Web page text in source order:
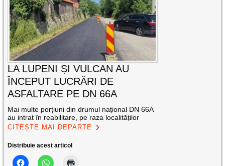
LA LUPENI ȘI VULCAN AU
ÎNCEPUT LUCRĂRI DE
ASFALTARE PE DN 66A
Mai multe porțiuni din drumul național DN 66A
au intrat în reabilitare, pe raza localităților
CITEȘTE MAI DEPARTE
Distribuie acest articol